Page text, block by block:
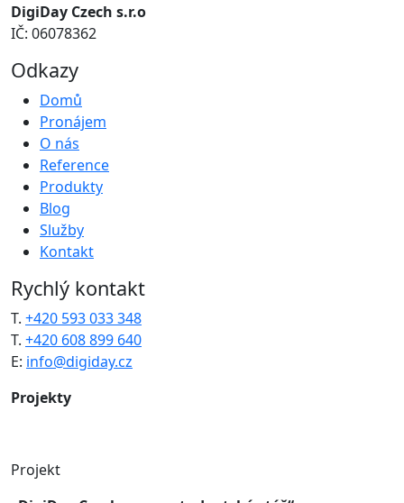
DigiDay Czech s.r.o
IČ: 06078362
Odkazy
Domů
Pronájem
O nás
Reference
Produkty
Blog
Služby
Kontakt
Rychlý kontakt
T. +420 593 033 348
T. +420 608 899 640
E: info@digiday.cz
Projekty
Projekt